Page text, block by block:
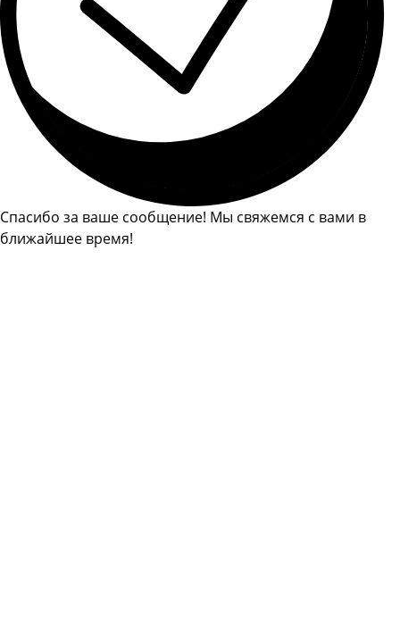
Спасибо за ваше сообщение! Мы свяжемся с вами в
ближайшее время!